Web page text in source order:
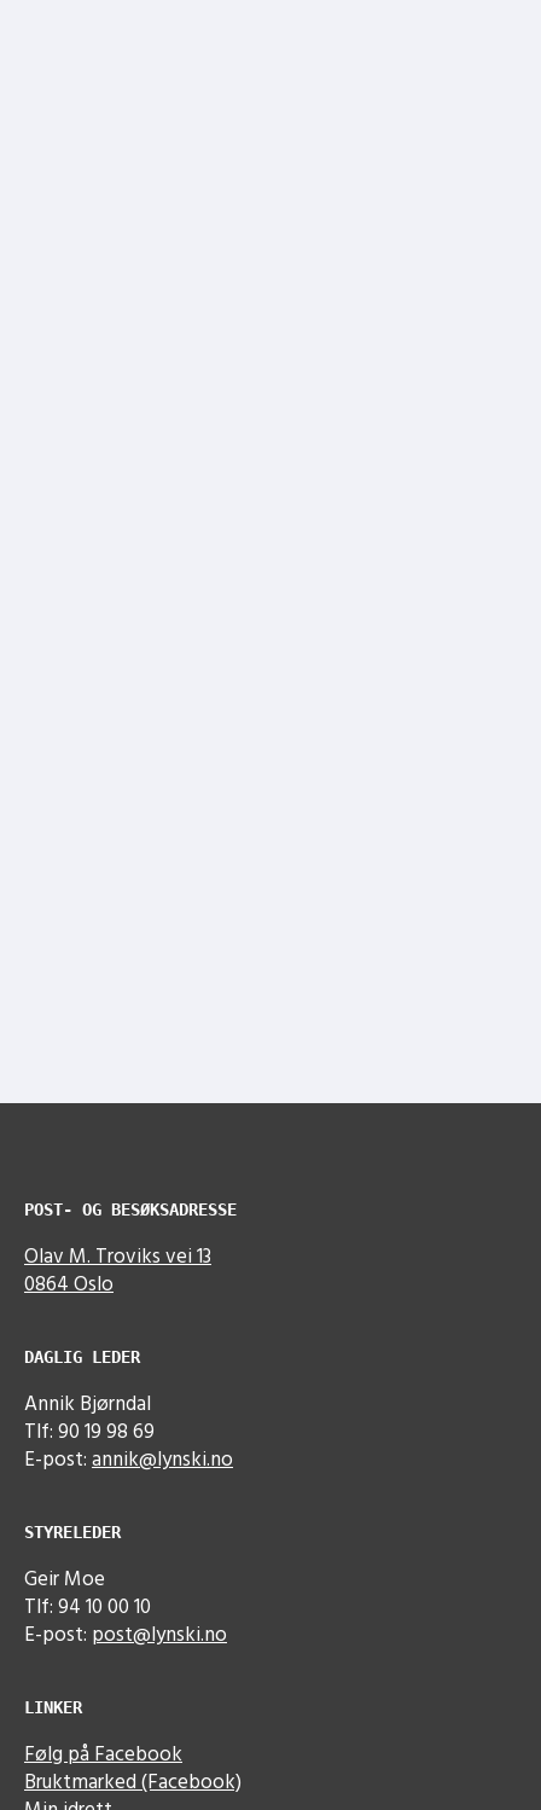
POST- OG BESØKSADRESSE
Olav M. Troviks vei 13
0864 Oslo
DAGLIG LEDER
Annik Bjørndal
Tlf: 90 19 98 69
E-post:annik@lynski.no
STYRELEDER
Geir Moe
Tlf: 94 10 00 10
E-post: post@lynski.no
LINKER
Følg på Facebook
Bruktmarked (Facebook)